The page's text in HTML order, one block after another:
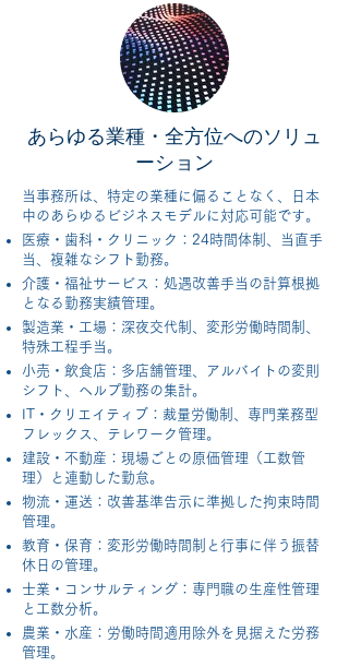
あらゆる業種・全方位へのソリュ
ーション
当事務所は、特定の業種に偏ることなく、日本
中のあらゆるビジネスモデルに対応可能です。
医療・歯科・クリニック：24時間体制、当直手
当、複雑なシフト勤務。
介護・福祉サービス：処遇改善手当の計算根拠
となる勤務実績管理。
製造業・工場：深夜交代制、変形労働時間制、
特殊工程手当。
小売・飲食店：多店舗管理、アルバイトの変則
シフト、ヘルプ勤務の集計。
IT・クリエイティブ：裁量労働制、専門業務型
フレックス、テレワーク管理。
建設・不動産：現場ごとの原価管理（工数管
理）と連動した勤怠。
物流・運送：改善基準告示に準拠した拘束時間
管理。
教育・保育：変形労働時間制と行事に伴う振替
休日の管理。
士業・コンサルティング：専門職の生産性管理
と工数分析。
農業・水産：労働時間適用除外を見据えた労務
管理。